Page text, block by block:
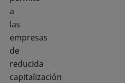
a
las
empresas
de
reducida
capitalización